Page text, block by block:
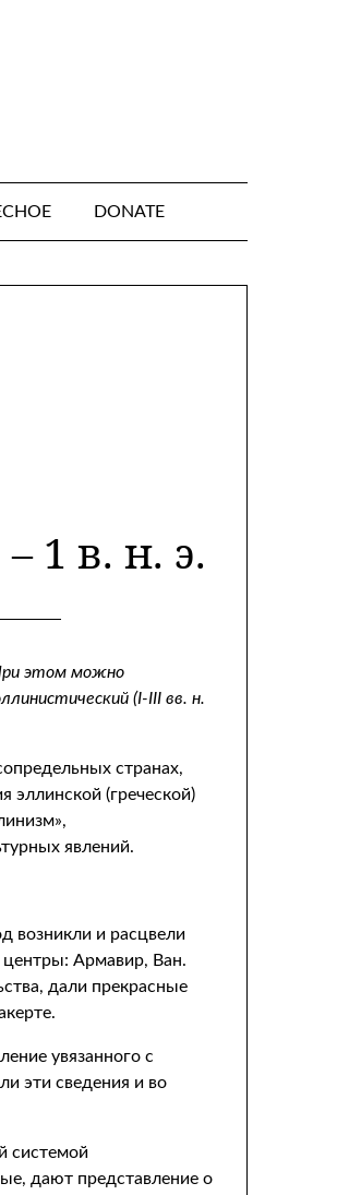
DONATE
1 в. н. э.
этом можно
(I-III вв. н.
странах,
эллинской (греческой)
явлений.
возникли и расцвели
центры: Армавир, Ван.
дали прекрасные
увязанного с
эти сведения и во
системой
дают представление о